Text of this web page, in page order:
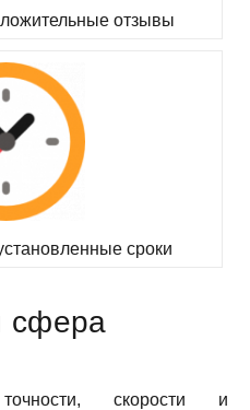
отзывы
сроки
сфера
скорости и